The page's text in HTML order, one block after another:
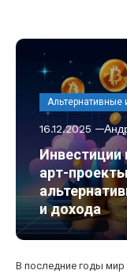
Альтернативные
16.12.2025
Инвестиции
арт-
и дохода
В последние годы